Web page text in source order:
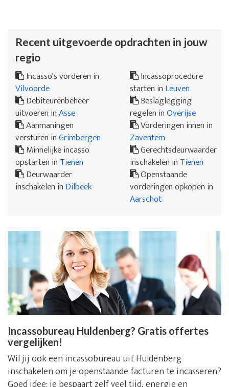
Recent uitgevoerde opdrachten in jouw
regio
Incasso's vorderen in
Vilvoorde
Debiteurenbeheer
uitvoeren inAsse
Aanmaningen
versturen inGrimbergen
Minnelijke incasso
opstarten in Tienen
Deurwaarder
inschakelen in Dilbeek
Incassoprocedure
starten in Leuven
Beslaglegging
regelen inOverijse
Vorderingen innen in
Zaventem
Gerechtsdeurwaarder
inschakelen in Tienen
Openstaande
vorderingen opkopen in
Aarschot
Incassobureau Huldenberg? Gratis offertes
vergelijken!
Wil jij ook een incassobureau uit Huldenberg
inschakelen om je openstaande facturen te incasseren?